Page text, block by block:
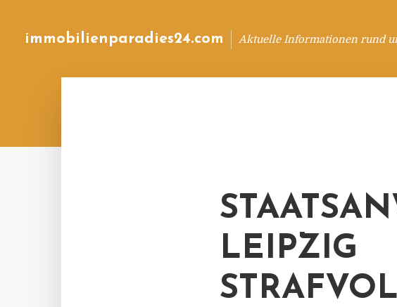
immobilienparadies24.com Aktuelle Informationen rund
LEIPZIG